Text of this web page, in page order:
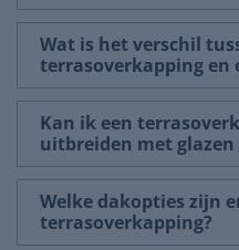
Wat is het verschil
terrasoverkapping en
Kan ik een
uitbreiden met
Welke dakopties zijn
terrasoverkapping?